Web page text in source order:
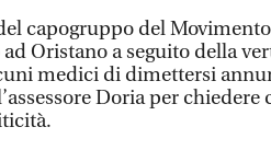
capogruppo del
Oristano a seguito della
medici di dimettersi
Doria per chiedere